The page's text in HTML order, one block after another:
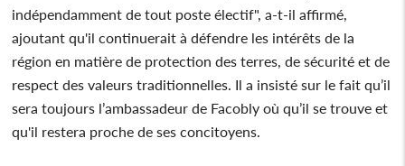
indépendamment de tout poste électif", a-t-il affirmé,
ajoutant qu'il continuerait à défendre les intérêts de la
région en matière de protection des terres, de sécurité et de
respect des valeurs traditionnelles. Il a insisté sur le fait qu’il
sera toujours l’ambassadeur de Facobly où qu’il se trouve et
qu'il restera proche de ses concitoyens.